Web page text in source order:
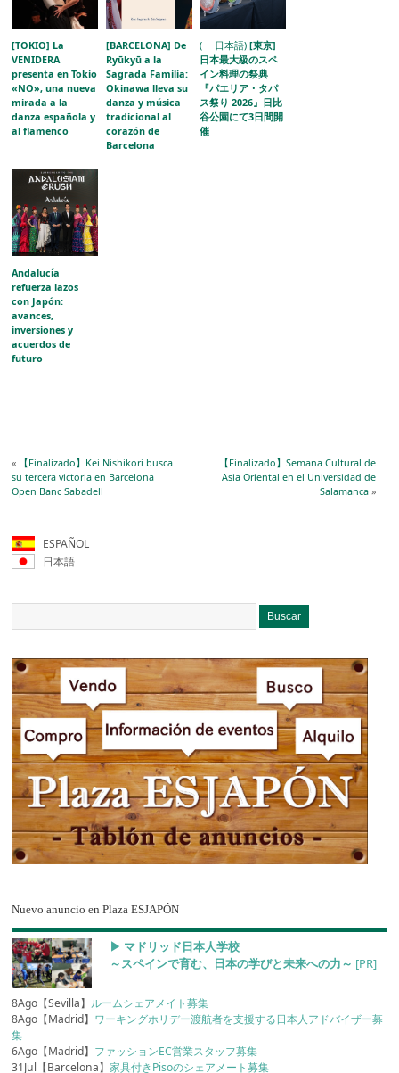
[TOKIO] La
VENIDERA
presenta en Tokio
«NO», una nueva
mirada a la
danza española y
al flamenco
[BARCELONA] De
Ryūkyū a la
Sagrada Familia:
Okinawa lleva su
danza y música
tradicional al
corazón de
Barcelona
( 日本語)[東京]
日本最大級のスペ
イン料理の祭典
『パエリア・タパ
ス祭り 2026』日比
谷公園にて3日間開
催
Andalucía
refuerza lazos
con Japón:
avances,
inversiones y
acuerdos de
futuro
« 【Finalizado】Kei Nishikori busca
su tercera victoria en Barcelona
Open Banc Sabadell
【Finalizado】Semana Cultural de
Asia Oriental en el Universidad de
Salamanca»
ESPAÑOL
日本語
Nuevo anuncio en Plaza ESJAPÓN
▶︎ マドリッド日本人学校
～スペインで育む、日本の学びと未来への力～ [PR]
8Ago【Sevilla】ルームシェアメイト募集
8Ago【Madrid】 ワーキングホリデー渡航者を支援する日本人アドバイザー募
集
6Ago【Madrid】 ファッションEC営業スタッフ募集
31Jul【Barcelona】家具付きPisoのシェアメート募集